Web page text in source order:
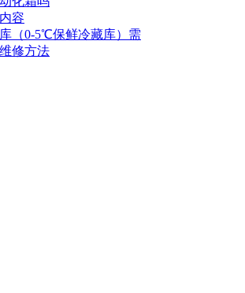
容
（0-5℃保鲜冷藏库）需
修方法